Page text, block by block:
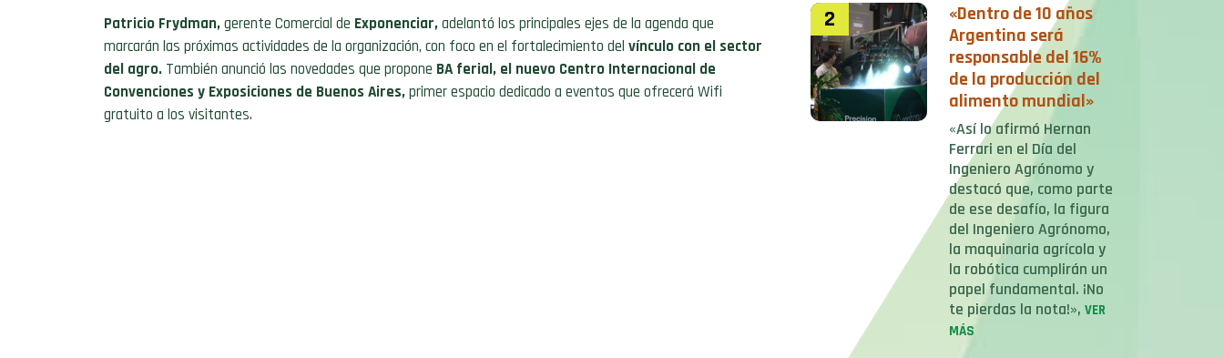
Patricio Frydman,gerente Comercial de Exponenciar,adelantó los principales ejes de la agenda que
marcarán las próximas actividades de la organización, con foco en el fortalecimiento del vínculo con el sector
del agro. También anunció las novedades que propone BA ferial, el nuevo Centro Internacional de
Convenciones y Exposiciones de Buenos Aires,primer espacio dedicado a eventos que ofrecerá Wifi
gratuito a los visitantes.
2
«Dentro de 10 años
Argentina será
responsable del 16%
de la producción del
alimento mundial»
«Así lo afirmó Hernan
Ferrari en el Día del
Ingeniero Agrónomo y
destacó que, como parte
de ese desafío, la figura
del Ingeniero Agrónomo,
la maquinaria agrícola y
la robótica cumplirán un
papel fundamental. ¡No
te pierdas la nota!», VER
MÁS